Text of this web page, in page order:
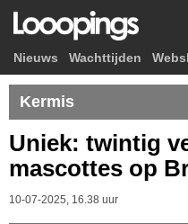
Nieuws Wachttijden
Kermis
Uniek: twintig
mascottes op
10-07-2025, 16.38 uur